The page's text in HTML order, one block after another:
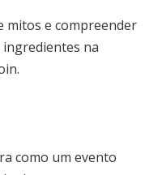
mitos e compreender
na
como um evento